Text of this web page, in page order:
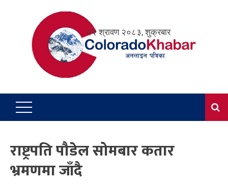
२२ श्रावण २०८३, शुक्रबार
राष्ट्रपति पौडेल सोमबार कतार
भ्रमणमा जाँदै